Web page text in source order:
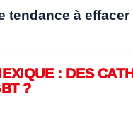
tendance à
: DES
?